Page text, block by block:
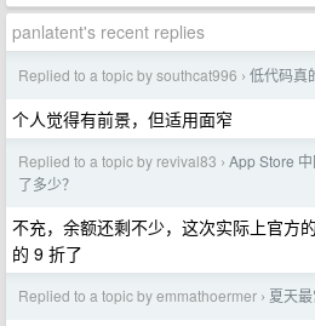
panlatent's recent replies
Replied to a topic by southcat996 › 低代码真
个人觉得有前景，但适用面窄
Replied to a topic by revival83 › App Store
了多少？
不充，余额还剩不少，这次实际上官方
的 9 折了
Replied to a topic by emmathoermer › 夏天